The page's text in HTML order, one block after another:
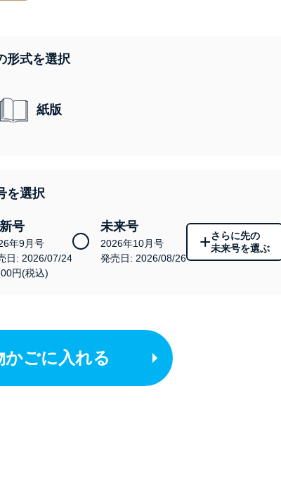
形式を選択
紙版
を選択
号
年9月号
日: 2026/07/24
円(税込)
未来号
2026年10月号
発売日: 2026/08/26
+さらに先の
未来号を選ぶ
かごに入れる